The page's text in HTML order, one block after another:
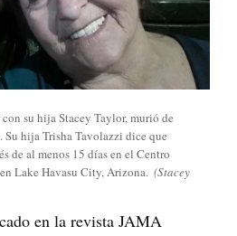
su hija Stacey Taylor, murió de
hija Trisha Tavolazzi dice que
de al menos 15 días en el Centro
Lake Havasu City, Arizona. (Stacey
en la revista JAMA